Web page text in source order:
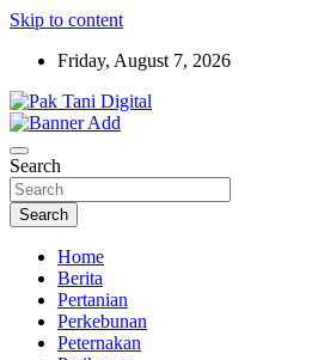
Skip to content
Friday, August 7, 2026
Pak Tani Digital
Search
Search
Home
Berita
Pertanian
Perkebunan
Peternakan